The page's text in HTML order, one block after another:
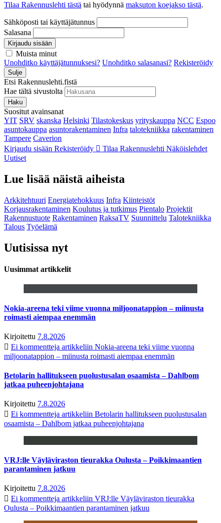
Tilaa Rakennuslehti tästä tai hyödynnä maksuton koejakso tästä.
Sähköposti tai käyttäjätunnus
Salasana
Kirjaudu sisään
Muista minut
Unohditko käyttäjätunnuksesi? Unohditko salasanasi? Rekisteröidy
Sulje
Etsi Rakennuslehti.fistä
Hae tältä sivustolta
Haku
Suositut avainsanat
YIT SRV skanska Helsinki Tilastokeskus yrityskauppa NCC Espoo
asuntokauppa asuntorakentaminen Infra talotekniikka rakentaminen
Tampere Caverion
Kirjaudu sisään Rekisteröidy Tilaa Rakennuslehti Näköislehdet
Uutiset
Lue lisää näistä aiheista
Arkkitehtuuri Energiatehokkuus Infra Kiinteistöt
Korjausrakentaminen Koulutus ja tutkimus Pientalo Projektit
Rakennustuote Rakentaminen RaksaTV Suunnittelu Talotekniikka
Talous Työelämä
Uutisissa nyt
Uusimmat artikkelit
Nokia-areena teki viime vuonna miljoonatappion – miinusta
roimasti aiempaa enemmän
Kirjoitettu 7.8.2026
Ei kommentteja artikkeliin Nokia-areena teki viime vuonna
miljoonatappion – miinusta roimasti aiempaa enemmän
Betolarin hallitukseen puolustusalan osaamista – Dahlbom
jatkaa puheenjohtajana
Kirjoitettu 7.8.2026
Ei kommentteja artikkeliin Betolarin hallitukseen puolustusalan
osaamista – Dahlbom jatkaa puheenjohtajana
VRJ:lle Väyläviraston tieurakka Oulusta – Poikkimaantien
parantaminen jatkuu
Kirjoitettu 7.8.2026
Ei kommentteja artikkeliin VRJ:lle Väyläviraston tieurakka
Oulusta – Poikkimaantien parantaminen jatkuu